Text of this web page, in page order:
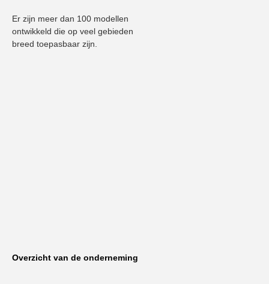
Er zijn meer dan 100 modellen
ontwikkeld die op veel gebieden
breed toepasbaar zijn.
Overzicht van de onderneming